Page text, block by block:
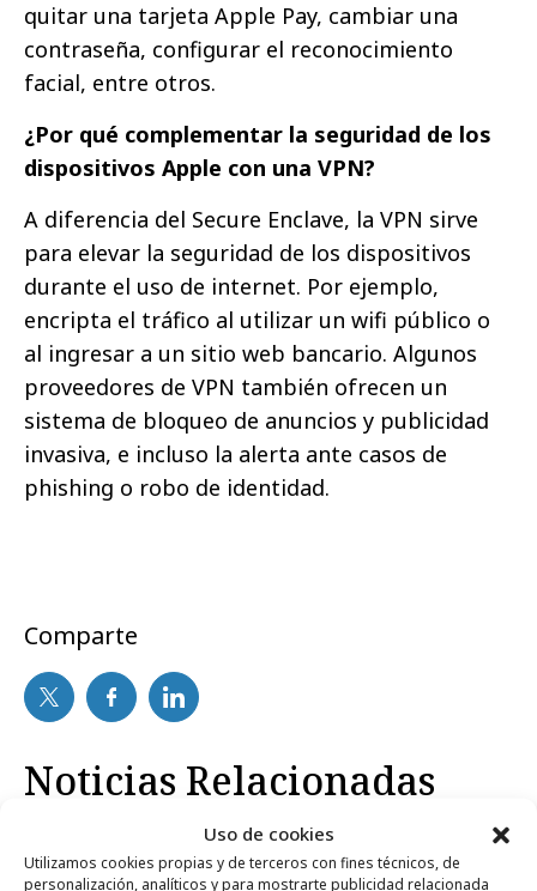
Uso de cookies
Utilizamos cookies propias y de terceros con fines técnicos, de
personalización, analíticos y para mostrarte publicidad relacionada
quitar una tarjeta Apple Pay, cambiar una
contraseña, configurar el reconocimiento
facial, entre otros.
¿Por qué complementar la seguridad de los
dispositivos Apple con una VPN?
A diferencia del Secure Enclave, la VPN sirve
para elevar la seguridad de los dispositivos
durante el uso de internet. Por ejemplo,
encripta el tráfico al utilizar un wifi público o
al ingresar a un sitio web bancario. Algunos
proveedores de VPN también ofrecen un
sistema de bloqueo de anuncios y publicidad
invasiva, e incluso la alerta ante casos de
phishing o robo de identidad.
Comparte
Noticias Relacionadas
Internacional